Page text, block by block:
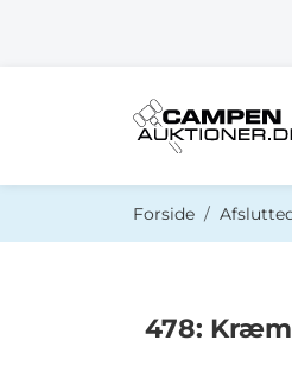
Forside
478: